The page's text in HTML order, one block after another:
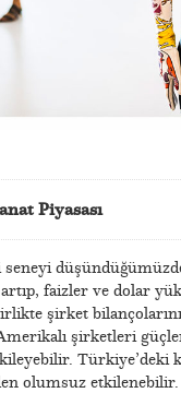
Piyasası
seneyi
artıp, faizler ve dolar
şirket
şirketleri
Türkiye’deki
olumsuz etkilenebilir.